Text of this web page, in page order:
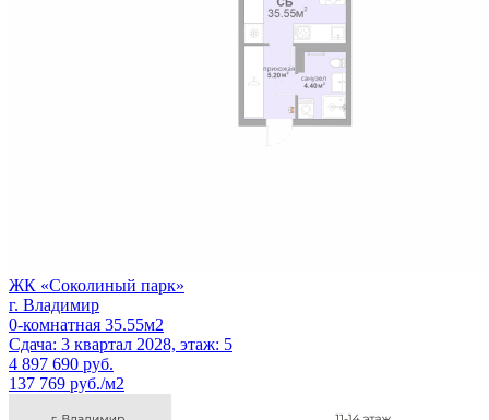
ЖК «Соколиный парк»
г. Владимир
0-комнатная 35.55м2
Сдача: 3 квартал 2028, этаж: 5
4 897 690 руб.
137 769 руб./м2